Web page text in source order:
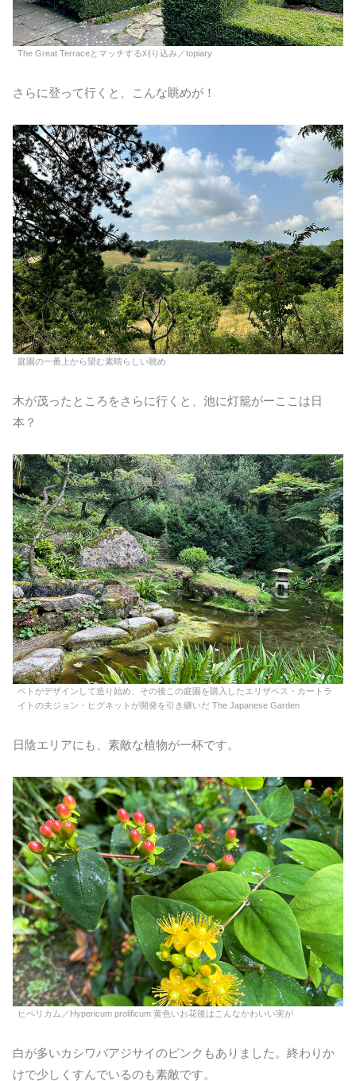
The Great Terraceとマッチする刈り込み／topiary
さらに登って行くと、こんな眺めが！
庭園の一番上から望む素晴らしい眺め
木が茂ったところをさらに行くと、池に灯籠がーここは日
本？
ペトがデザインして造り始め、その後この庭園を購入したエリザベス・カートラ
イトの夫ジョン・ヒグネットが開発を引き継いだ The Japanese Garden
日陰エリアにも、素敵な植物が一杯です。
ヒペリカム／Hypericum prolificum 黄色いお花後はこんなかわいい実が
白が多いカシワバアジサイのピンクもありました。終わりか
けで少しくすんでいるのも素敵です。